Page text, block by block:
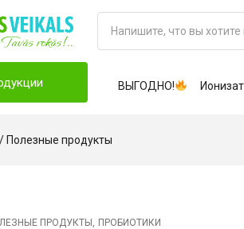
ВЫГОДНО!
/ Полезные продукты
ПРОДУКТЫ ПРОБИОТИКИ